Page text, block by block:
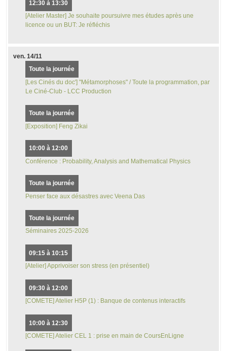
12:30 à 13:30
[Atelier Master] Je souhaite poursuivre mes études après une
licence ou un BUT: Je réfléchis
ven.14/11
Toute la journée
[Les Cinés du doc'] "Métamorphoses" / Toute la programmation, par
Le Ciné-Club - LCC Production
Toute la journée
[Exposition] Feng Zikai
10:00 à 12:00
Conférence : Probability, Analysis and Mathematical Physics
Toute la journée
Penser face aux désastres avec Veena Das
Toute la journée
Séminaires 2025-2026
09:15 à 10:15
[Atelier] Apprivoiser son stress (en présentiel)
09:30 à 12:00
[COMETE] Atelier H5P (1) : Banque de contenus interactifs
10:00 à 12:30
[COMETE] Atelier CEL 1 : prise en main de CoursEnLigne